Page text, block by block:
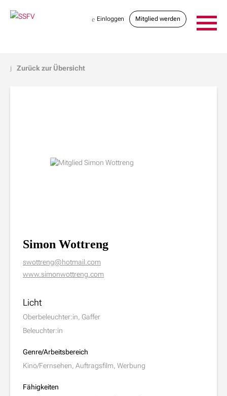
e Einloggen Mitglied werden
j Zurück zur Übersicht
Simon Wottreng
swottreng@hotmail.com
www.simonwottreng.com
Licht
Oberbeleuchter:in, Gaffer
Beleuchter:in
Genre/Arbeitsbereich
Kino/Fernsehen, Auftragsfilm, Werbung
Fähigkeiten